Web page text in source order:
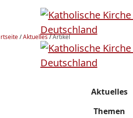
/Aktuelles/Artikel
Aktuelles
Themen